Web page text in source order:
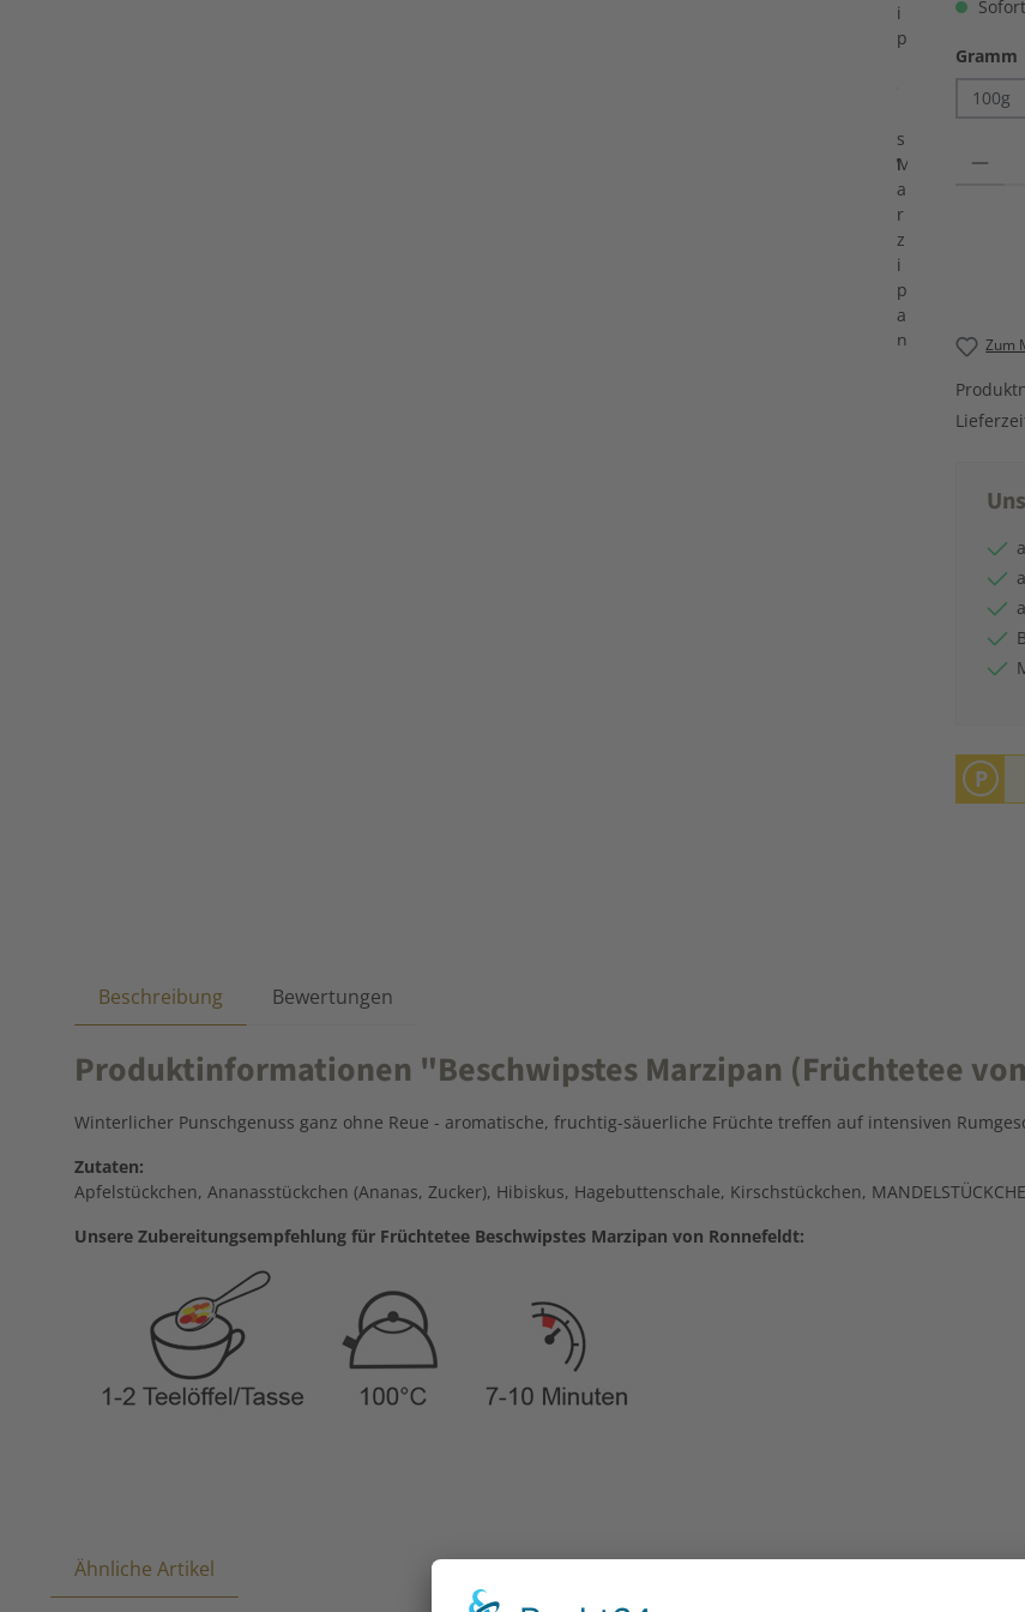
Gramm
100g
Zum
P
Beschreibung Bewertungen
Produktinformationen "Beschwipstes Marzipan (Früchtetee
Winterlicher Punschgenuss ganz ohne Reue - aromatische, fruchtig-säuerliche Früchte treffen auf intensiven
Zutaten:
Apfelstückchen, Ananasstückchen (Ananas, Zucker), Hibiskus, Hagebuttenschale, Kirschstückchen,
Unsere Zubereitungsempfehlung für Früchtetee Beschwipstes Marzipan von Ronnefeldt:
Ähnliche Artikel